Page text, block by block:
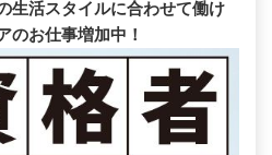
生活スタイルに合わせて働け
お仕事増加中！